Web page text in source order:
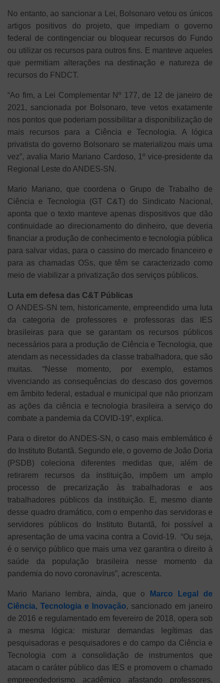
No entanto, ao sancionar a Lei, Bolsonaro vetou os únicos
artigos positivos do projeto, que impediam o governo
federal de contingenciar ou bloquear recursos do Fundo
ou utilizar os recursos para outros fins. E manteve aqueles
que permitiam alterações na destinação e natureza de
recursos do FNDCT.
“Ao fim, a Lei Complementar Nº 177, de 12 de janeiro de
2021, sancionada por Bolsonaro, teve vetos exatamente
nos pontos que poderiam possibilitar a disponibilização de
mais recursos para a Ciência e Tecnologia. A lógica
privatista do governo Bolsonaro se materializou mais uma
vez”, avalia Mario Mariano Cardoso, 1º vice-presidente da
Regional Leste do ANDES-SN.
Mario Mariano, que coordena o Grupo de Trabalho de
Ciência e Tecnologia (GT C&T) do Sindicato Nacional,
aponta que o texto manteve apenas dispositivos que dão
continuidade ao direcionamento do dinheiro, que deveria
financiar a produção de conhecimento e tecnologia pública
para salvar vidas, para o cassino do mercado financeiro e
para as chamadas OSs, que têm se caracterizado como
meio de viabilizar a privatização dos serviços públicos.
Luta em defesa das C&T Públicas
O ANDES-SN tem, historicamente, empreendido uma luta
da categoria de professores e professoras das IES
brasileiras para que se garantam os recursos públicos
necessários para a produção de Ciência e Tecnologia, que
atendam as necessidades da classe trabalhadora, que são
muitas. “Nesse momento, por exemplo, estamos
vivenciando as consequências do descaso dos governos
em âmbito federal, estadual e municipal que não priorizam
as ações da ciência e tecnologia brasileira a serviço do
combate a pandemia da COVID-19”, explica.
Para o diretor do ANDES-SN, o caso mais emblemático é
do Instituto Butantã. Segundo ele, o governo de João Doria
(PSDB) coleciona diferentes medidas que, além de
retirarem recursos da instituição, impõem um amplo
processo de precarização às trabalhadoras e aos
trabalhadores públicos da instituição. E, mesmo diante
desse quadro dramático, com o empenho das servidoras e
servidores públicos do Instituto Butantã, foi possível a
apresentação de uma vacina contra a Covid-19. “Ou seja,
é o serviço público que mais uma vez garantira o direito à
saúde da população brasileira nesse momento da
pandemia do novo coronavírus”, acrescenta.
Mario Mariano lembra, ainda, que o
Marco Legal de
Ciência, Tecnologia e Inovação, sancionado em janeiro
de 2016 e regulamentado em fevereiro de 2018, opera sob
a mesma lógica: misturar demandas legítimas das
pesquisadoras e pesquisadores e do campo da Ciência e
Tecnologia com a consolidação de instrumentos que
atacam o caráter público das IES e promovem o chamado
empreendedorismo acadêmico afastando professores,